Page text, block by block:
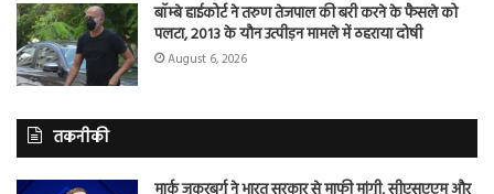
बॉम्बे हाईकोर्ट ने तरुण तेजपाल की बरी करने के फैसले को
पलटा, 2013 के यौन उत्पीड़न मामले में ठहराया दोषी
August 6, 2026
तकनीकी